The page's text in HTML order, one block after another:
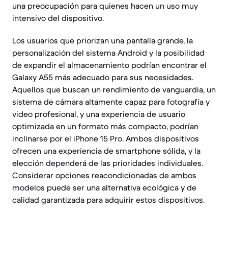
una preocupación para quienes hacen un uso muy
intensivo del dispositivo.
Los usuarios que priorizan una pantalla grande, la
personalización del sistema Android y la posibilidad
de expandir el almacenamiento podrían encontrar el
Galaxy A55 más adecuado para sus necesidades.
Aquellos que buscan un rendimiento de vanguardia, un
sistema de cámara altamente capaz para fotografía y
video profesional, y una experiencia de usuario
optimizada en un formato más compacto, podrían
inclinarse por el iPhone 15 Pro. Ambos dispositivos
ofrecen una experiencia de smartphone sólida, y la
elección dependerá de las prioridades individuales.
Considerar opciones reacondicionadas de ambos
modelos puede ser una alternativa ecológica y de
calidad garantizada para adquirir estos dispositivos.